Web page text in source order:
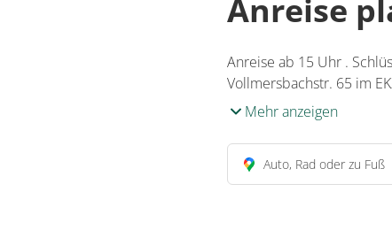
Anreise
Anreise ab 15 Uhr .
Vollmersbachstr. 65 im
Mehr anzeigen
Auto, Rad oder zu Fuß